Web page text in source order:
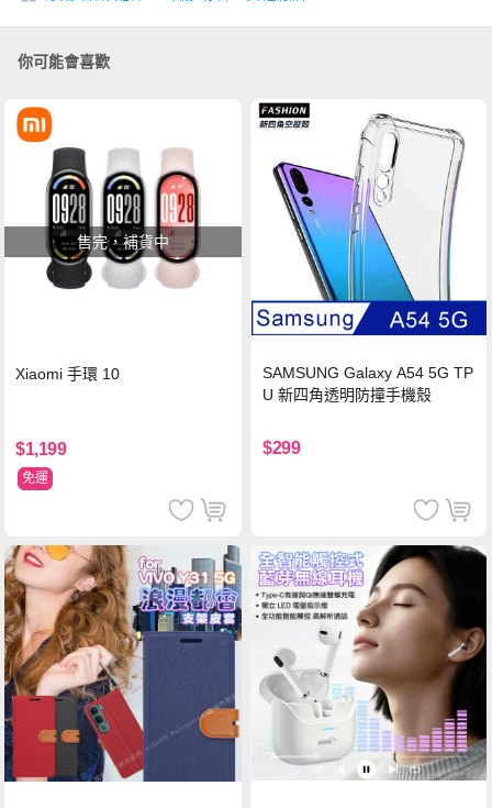
你可能會喜歡
售完，補貨中
Xiaomi 手環 10
$1,199
免運
SAMSUNG Galaxy A54 5G TP
U 新四角透明防撞手機殼
$299